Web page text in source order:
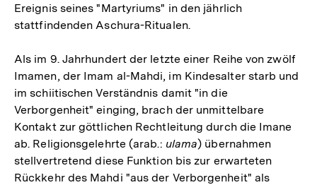
Ereignis seines "Martyriums" in den jährlich
stattfindenden Aschura-Ritualen.
Als im 9. Jahrhundert der letzte einer Reihe von zwölf
Imamen, der Imam al-Mahdi, im Kindesalter starb und
im schiitischen Verständnis damit "in die
Verborgenheit" einging, brach der unmittelbare
Kontakt zur göttlichen Rechtleitung durch die Imane
ab. Religionsgelehrte (arab.: ulama) übernahmen
stellvertretend diese Funktion bis zur erwarteten
Rückkehr des Mahdi "aus der Verborgenheit" als